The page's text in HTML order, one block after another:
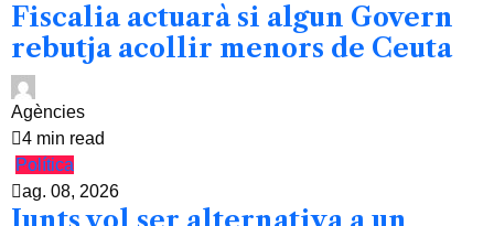
Fiscalia actuarà si algun Govern
rebutja acollir menors de Ceuta
Agències
4 min read
Política
ag. 08, 2026